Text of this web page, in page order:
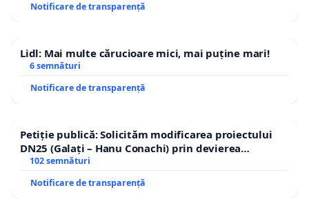
Notificare de transparență
Lidl: Mai multe cărucioare mici, mai puține mari!
6 semnături
Notificare de transparență
Petiție publică: Solicităm modificarea proiectului
DN25 (Galați – Hanu Conachi) prin devierea
traseului în afara localităților!
102 semnături
Notificare de transparență